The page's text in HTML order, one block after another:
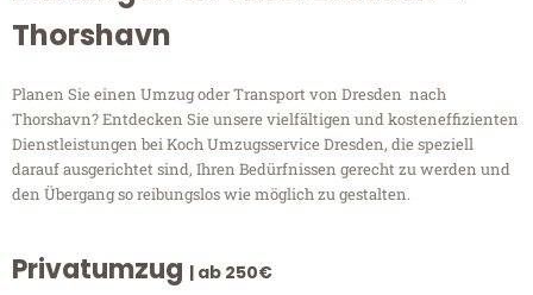
Thorshavn
Planen Sie einen Umzug oder Transport von Dresden nach
Thorshavn? Entdecken Sie unsere vielfältigen und kosteneffizienten
Dienstleistungen bei Koch Umzugsservice Dresden, die speziell
darauf ausgerichtet sind, Ihren Bedürfnissen gerecht zu werden und
den Übergang so reibungslos wie möglich zu gestalten.
Privatumzug | ab 250€